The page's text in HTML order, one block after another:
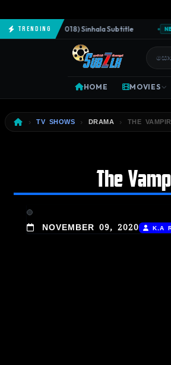
Trending
Predator (2018) Sinhala Subtitle NEW
HOME MOVIES
TV SHOWS DRAMA THE
The
NOVEMBER 09, 2020 K.A